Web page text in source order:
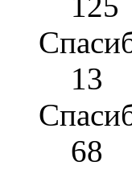
13
68